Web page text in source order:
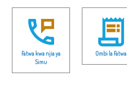
Fatwa kwa njia ya
Simu
Ombi la Fatwa